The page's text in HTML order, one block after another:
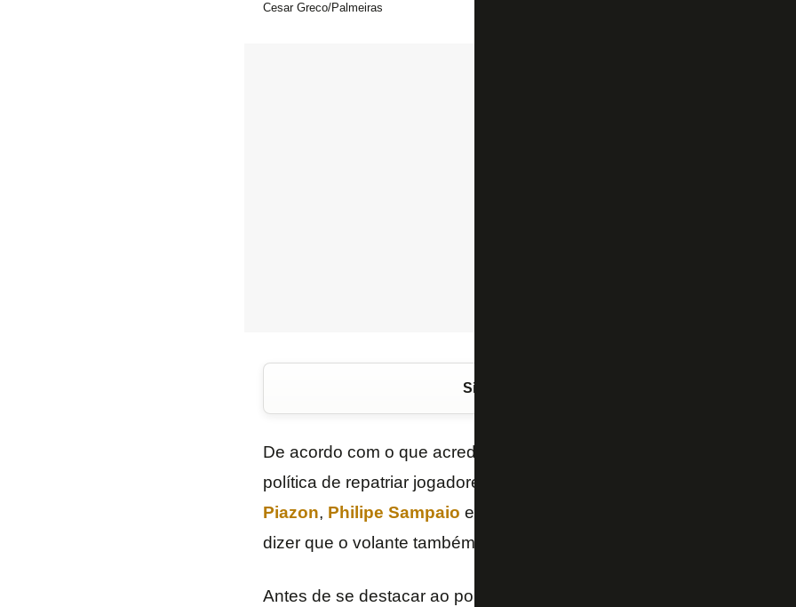
Cesar Greco/Palmeiras
Siga o FogãoNET
De acordo com o que acredita o acionista
política de repatriar jogadores que construiram carreira na Europa,
Piazon, Philipe Sampaio e
dizer que o volante também está voltando para casa.
Antes de se destacar ao ponto de poder se transformar na compra